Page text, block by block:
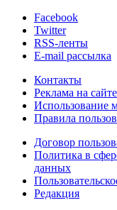
Facebook
Twitter
RSS-ленты
E-mail рассылка
Контакты
Реклама на сайте
Использование
Правила
Договор
Политика в
данных
Редакция